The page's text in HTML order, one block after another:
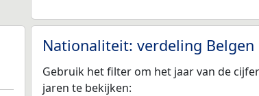
Nationaliteit: verdeling
Gebruik het filter om het jaar van de
jaren te bekijken: